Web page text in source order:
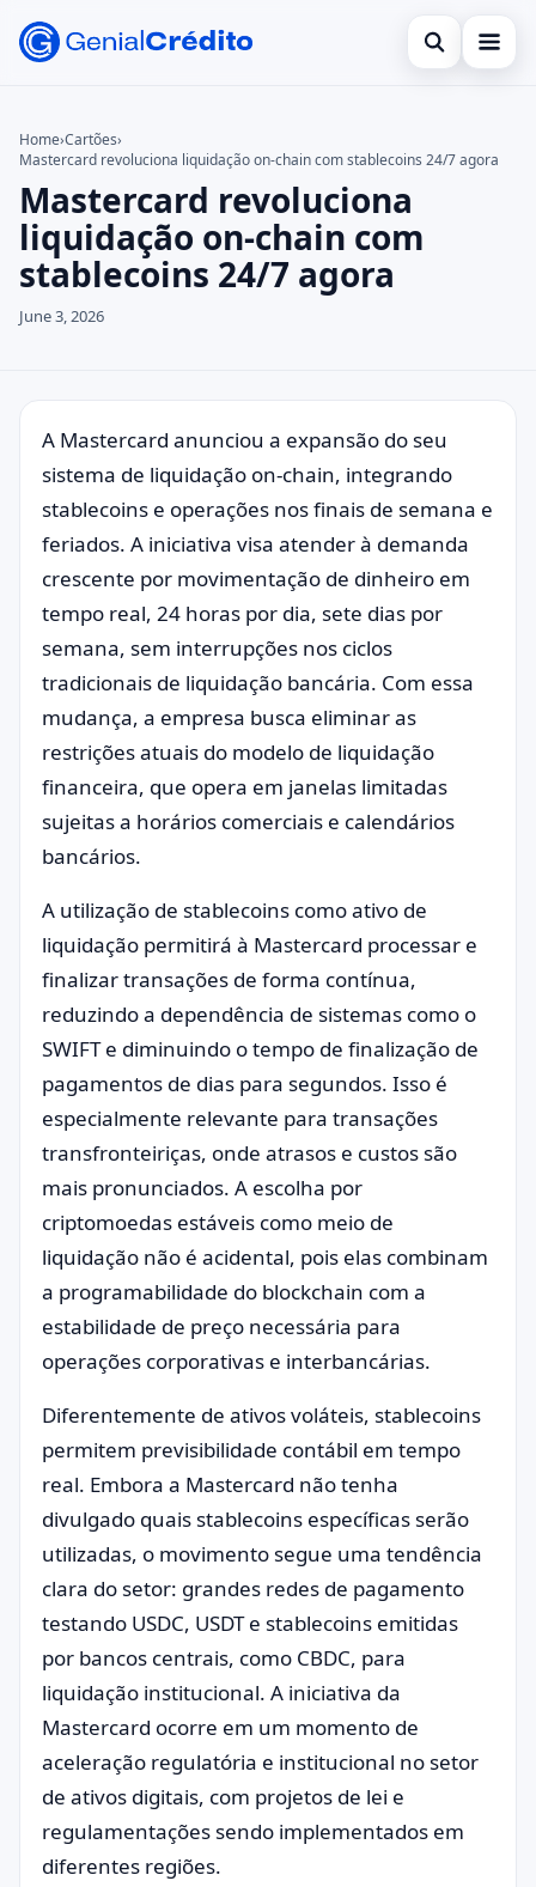
Open search
Benefícios
Bolsa Família
Cartões
Empreendedorismo
Search the site
Search for:
Press Enter to search or ESC to close.
Home›Cartões›
Mastercard revoluciona liquidação on-chain com stablecoins 24/7 agora
Mastercard revoluciona
liquidação on-chain com
stablecoins 24/7 agora
June 3, 2026
A Mastercard anunciou a expansão do seu
sistema de liquidação on-chain, integrando
stablecoins e operações nos finais de semana e
feriados. A iniciativa visa atender à demanda
crescente por movimentação de dinheiro em
tempo real, 24 horas por dia, sete dias por
semana, sem interrupções nos ciclos
tradicionais de liquidação bancária. Com essa
mudança, a empresa busca eliminar as
restrições atuais do modelo de liquidação
financeira, que opera em janelas limitadas
sujeitas a horários comerciais e calendários
bancários.
A utilização de stablecoins como ativo de
liquidação permitirá à Mastercard processar e
finalizar transações de forma contínua,
reduzindo a dependência de sistemas como o
SWIFT e diminuindo o tempo de finalização de
pagamentos de dias para segundos. Isso é
especialmente relevante para transações
transfronteiriças, onde atrasos e custos são
mais pronunciados. A escolha por
criptomoedas estáveis como meio de
liquidação não é acidental, pois elas combinam
a programabilidade do blockchain com a
estabilidade de preço necessária para
operações corporativas e interbancárias.
Diferentemente de ativos voláteis, stablecoins
permitem previsibilidade contábil em tempo
real. Embora a Mastercard não tenha
divulgado quais stablecoins específicas serão
utilizadas, o movimento segue uma tendência
clara do setor: grandes redes de pagamento
testando USDC, USDT e stablecoins emitidas
por bancos centrais, como CBDC, para
liquidação institucional. A iniciativa da
Mastercard ocorre em um momento de
aceleração regulatória e institucional no setor
de ativos digitais, com projetos de lei e
regulamentações sendo implementados em
diferentes regiões.